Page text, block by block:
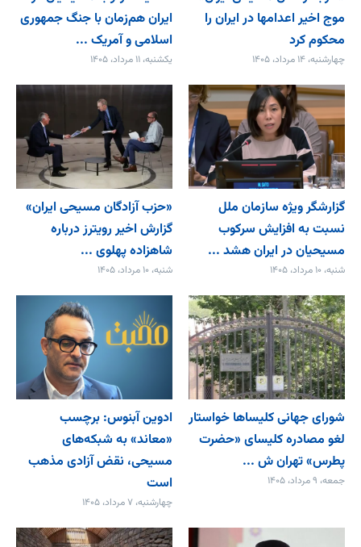
موج اخیر اعدامها در ایران را
محکوم کرد
چهارشنبه، ۱۴ مرداد، ۱۴۰۵
ایران هم‌زمان با جنگ جمهوری
اسلامی و آمریک ...
یکشنبه، ۱۱ مرداد، ۱۴۰۵
گزارشگر ویژه سازمان ملل
نسبت به افزایش سرکوب
مسیحیان در ایران هشد ...
شنبه، ۱۰ مرداد، ۱۴۰۵
«حزب آزادگان مسیحی ایران»
گزارش اخیر رویترز درباره
شاهزاده پهلوی ...
شنبه، ۱۰ مرداد، ۱۴۰۵
شورای جهانی کلیساها خواستار
لغو مصادره کلیسای «حضرت
پطرس» تهران ش ...
جمعه، ۹ مرداد، ۱۴۰۵
ادوین آبنوس: برچسب
«معاند» به شبکه‌های
مسیحی، نقض آزادی مذهب
است
چهارشنبه، ۷ مرداد، ۱۴۰۵